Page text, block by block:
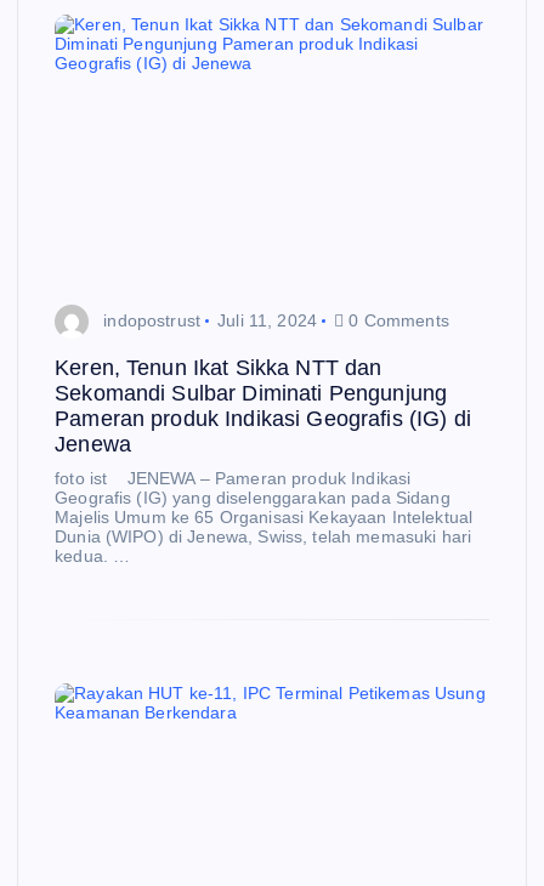
indopostrust Juli 11, 2024 0 Comments
Keren, Tenun Ikat Sikka NTT dan
Sekomandi Sulbar Diminati Pengunjung
Pameran produk Indikasi Geografis (IG) di
Jenewa
foto ist JENEWA – Pameran produk Indikasi
Geografis (IG) yang diselenggarakan pada Sidang
Majelis Umum ke 65 Organisasi Kekayaan Intelektual
Dunia (WIPO) di Jenewa, Swiss, telah memasuki hari
kedua. …